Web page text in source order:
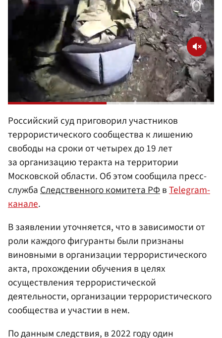
Российский суд приговорил участников
террористического сообщества к лишению
свободы на сроки от четырех до 19 лет
за организацию теракта на территории
Московской области. Об этом сообщила пресс-
службаСледственного комитетаРФвTelegram-
канале.
В заявлении уточняется, что в зависимости от
роли каждого фигуранты были признаны
виновными в организации террористического
акта, прохождении обучения в целях
осуществления террористической
деятельности, организации террористического
сообщества и участии в нем.
По данным следствия, в 2022 году один